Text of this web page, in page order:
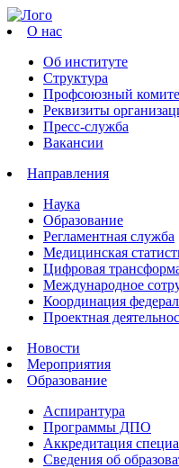
О нас
Об институте
Структура
Профсоюзный
Реквизиты
Пресс-служба
Вакансии
Направления
Наука
Образование
Регламентная служба
Медицинская
Цифровая
Международное
Координация
Проектная
Новости
Мероприятия
Образование
Аспирантура
Программы ДПО
Аккредитация
Сведения об